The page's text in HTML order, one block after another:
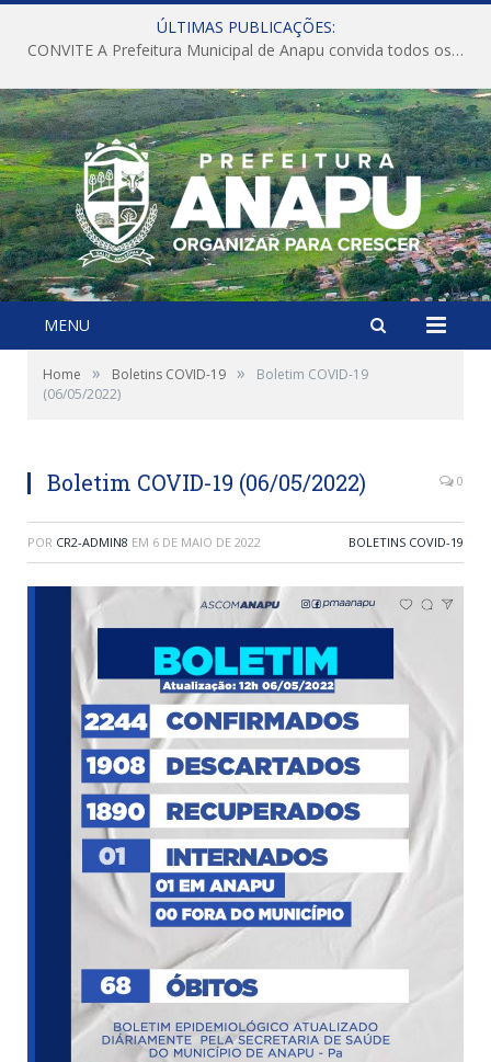
ÚLTIMAS PUBLICAÇÕES:
CONVITE A Prefeitura Municipal de Anapu convida todos os servidores públicos municipais para participarem da Audiência Pública de discussão da Lei de Diretrizes Orçamentárias (LDO), importante instrumento de planejamento das ações e investimentos da Administração Pública para o próximo exercício financeiro.
MENU
Home » Boletins COVID-19 »
Boletim COVID-19
(06/05/2022)
Boletim COVID-19 (06/05/2022) 0
POR CR2-ADMIN8 EM 6 DE MAIO DE 2022 BOLETINS COVID-19